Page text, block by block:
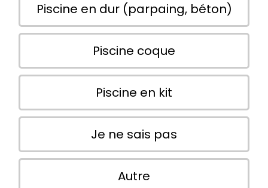
Piscine en dur (parpaing, béton)
Piscine coque
Piscine en kit
Je ne sais pas
Autre